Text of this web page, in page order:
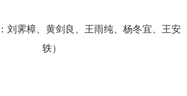
刘霁樟、黄剑良、王雨纯、杨冬宜、王安
轶）